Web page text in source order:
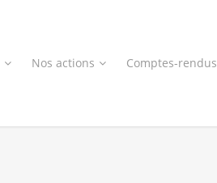
Nos actions Comptes-rendus